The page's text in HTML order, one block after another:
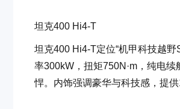
坦克400 Hi4-T
坦克400 Hi4-T定位“机甲科技越
率300kW，扭矩750N·m，纯电
悍。内饰强调豪华与科技感，提